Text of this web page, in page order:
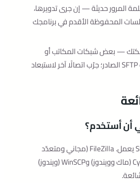
المرور حديثة — إن جرى تدويرها،
المحفوظة الأقدم في برنامجك
— بعض شبكات المكاتب أو
العامة تحجب SFTP الصادر؛ جرّب اتصالًا آخر لاستبعاد
أن أستخدم؟
أي برنامج يدعم SFTP يعمل. FileZilla (مجاني ومتعدّد
المنصّات) وCyberduck (ماك وويندوز) وWinSCP (ويندوز)